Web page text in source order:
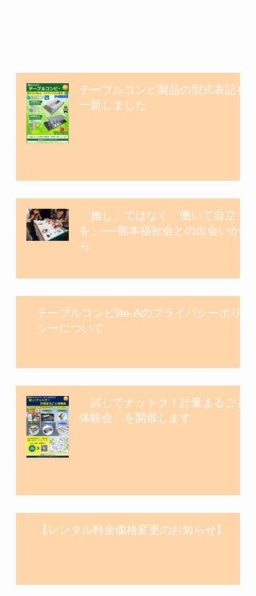
テーブルコンビ製品の型式表記を
一新しました
「施し」ではなく「働いて自立
を」──熊本福祉会との出会いか
ら
テーブルコンビlite-Aのプライバシーポリ
シーについて
「試してナットク！計量まるごと
体験会」を開催します
【レンタル料金価格変更のお知らせ】